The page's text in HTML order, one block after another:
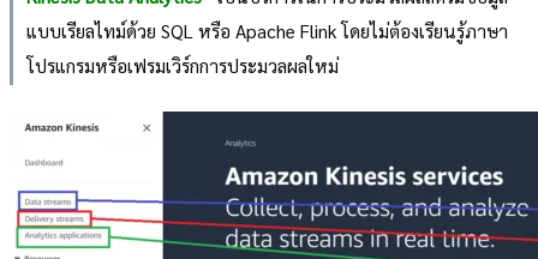
แบบเรียลไทม์ด้วย SQL หรือ Apache Flink โดยไม่ต้องเรียนรู้ภาษา
โปรแกรมหรือเฟรมเวิร์กการประมวลผลใหม่